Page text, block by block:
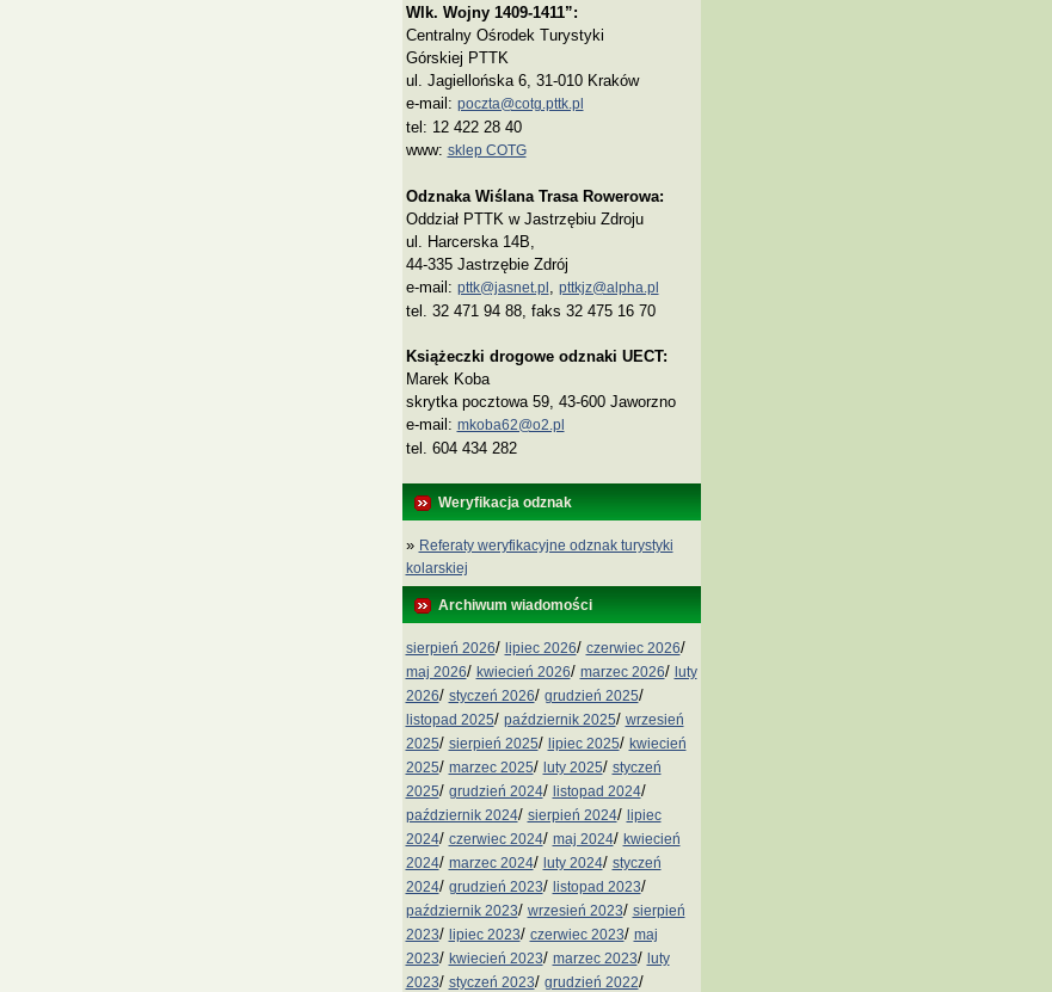
Wlk. Wojny 1409-1411”:
Centralny Ośrodek Turystyki
Górskiej PTTK
ul. Jagiellońska 6, 31-010 Kraków
e-mail: poczta@cotg.pttk.pl
tel: 12 422 28 40
www: sklep COTG
Odznaka Wiślana Trasa Rowerowa:
Oddział PTTK w Jastrzębiu Zdroju
ul. Harcerska 14B,
44-335 Jastrzębie Zdrój
e-mail: pttk@jasnet.pl pttkjz@alpha.pl
tel. 32 471 94 88, faks 32 475 16 70
Książeczki drogowe odznaki UECT:
Marek Koba
skrytka pocztowa 59, 43-600 Jaworzno
e‑mail: mkoba62@o2.pl
tel. 604 434 282
Weryfikacja odznak
» Referaty weryfikacyjne odznak turystyki
kolarskiej
Archiwum wiadomości
sierpień 2026/ lipiec 2026/ czerwiec 2026/
maj 2026/ kwiecień 2026/ marzec 2026/ luty
2026/ styczeń 2026/ grudzień 2025/
listopad 2025/ październik 2025/ wrzesień
2025/ sierpień 2025/ lipiec 2025/ kwiecień
2025/ marzec 2025/ luty 2025/ styczeń
2025/ grudzień 2024/ listopad 2024/
październik 2024/ sierpień 2024/ lipiec
2024/ czerwiec 2024/ maj 2024/ kwiecień
2024/ marzec 2024/ luty 2024/ styczeń
2024/ grudzień 2023/ listopad 2023/
październik 2023/ wrzesień 2023/ sierpień
2023/ lipiec 2023/ czerwiec 2023/ maj
2023/ kwiecień 2023/ marzec 2023/ luty
2023/ styczeń 2023/ grudzień 2022/